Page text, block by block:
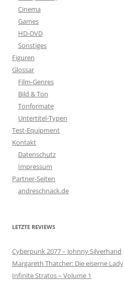
Cinema
Games
HD-DVD
Sonstiges
Figuren
Glossar
Film-Genres
Bild & Ton
Tonformate
Untertitel-Typen
Test-Equipment
Kontakt
Datenschutz
Impressum
Partner-Seiten
andreschnack.de
LETZTE REVIEWS
Cyberpunk 2077 – Johnny Silverhand
Margareth Thatcher: Die eiserne Lady
Infinite Stratos – Volume 1